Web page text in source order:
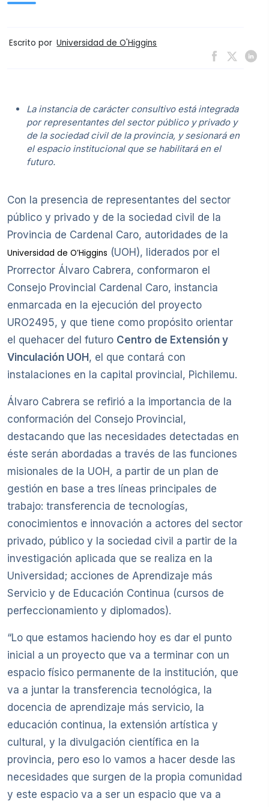
Escrito por Universidad de O'Higgins
La instancia de carácter consultivo está integrada
por representantes del sector público y privado y
de la sociedad civil de la provincia, y sesionará en
el espacio institucional que se habilitará en el
futuro.
Con la presencia de representantes del sector
público y privado y de la sociedad civil de la
Provincia de Cardenal Caro, autoridades de la
Universidad de O’Higgins (UOH), liderados por el
Prorrector Álvaro Cabrera, conformaron el
Consejo Provincial Cardenal Caro, instancia
enmarcada en la ejecución del proyecto
URO2495, y que tiene como propósito orientar
el quehacer del futuro Centro de Extensión y
Vinculación UOH , el que contará con
instalaciones en la capital provincial, Pichilemu.
Álvaro Cabrera se refirió a la importancia de la
conformación del Consejo Provincial,
destacando que las necesidades detectadas en
éste serán abordadas a través de las funciones
misionales de la UOH, a partir de un plan de
gestión en base a tres líneas principales de
trabajo: transferencia de tecnologías,
conocimientos e innovación a actores del sector
privado, público y la sociedad civil a partir de la
investigación aplicada que se realiza en la
Universidad; acciones de Aprendizaje más
Servicio y de Educación Continua (cursos de
perfeccionamiento y diplomados).
“Lo que estamos haciendo hoy es dar el punto
inicial a un proyecto que va a terminar con un
espacio físico permanente de la institución, que
va a juntar la transferencia tecnológica, la
docencia de aprendizaje más servicio, la
educación continua, la extensión artística y
cultural, y la divulgación científica en la
provincia, pero eso lo vamos a hacer desde las
necesidades que surgen de la propia comunidad
y este espacio va a ser un espacio que va a